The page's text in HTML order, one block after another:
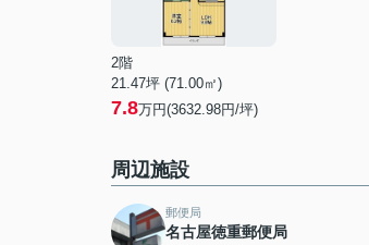
2階
21.47坪 (71.00㎡)
7.8万円(3632.98円/坪)
周辺施設
郵便局
名古屋徳重郵便局